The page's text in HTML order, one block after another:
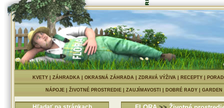
KVETY| ZÁHRADKA| OKRASNÁ ZÁHRADA| ZDRAVÁ VÝŽIVA| RECEPTY|
NÁPOJE ŽIVOTNÉ PROSTREDIE ZAUJÍMAVOSTI DOBRÉ RADY